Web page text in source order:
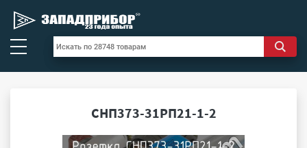
СНП373-31РП21-1-2